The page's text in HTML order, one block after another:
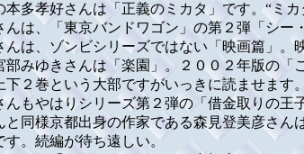
多孝好さんは「正義のミカタ」です。“ミカ
は、「東京バンドワゴン」の第２弾「シー
は、ゾンビシリーズではない「映画篇」。
みゆきさんは「楽園」。２００２年版の「
下２巻という大部ですがいっきに読ませます。
もやはりシリーズ第２弾の「借金取りの王
同様京都出身の作家である森見登美彦さん
。続編が待ち遠しい。